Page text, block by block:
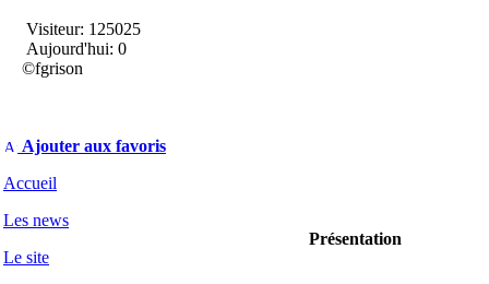
Visiteur: 125025
Aujourd'hui: 0
©fgrison
Ajouter aux favoris
Accueil
Les news
Le site
Présentation